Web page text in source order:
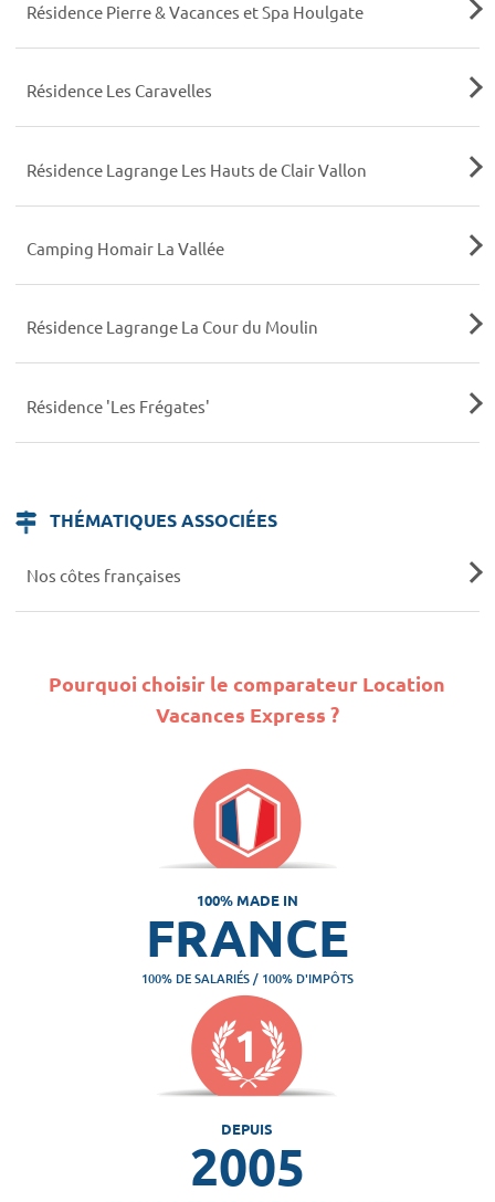
Résidence Pierre & Vacances et Spa Houlgate
Résidence Les Caravelles
Résidence Lagrange Les Hauts de Clair Vallon
Camping Homair La Vallée
Résidence Lagrange La Cour du Moulin
Résidence 'Les Frégates'
THÉMATIQUES ASSOCIÉES
Nos côtes françaises
Pourquoi choisir le comparateur Location
Vacances Express ?
100% MADE IN
FRANCE
100% DE SALARIÉS / 100% D'IMPÔTS
DEPUIS
2005